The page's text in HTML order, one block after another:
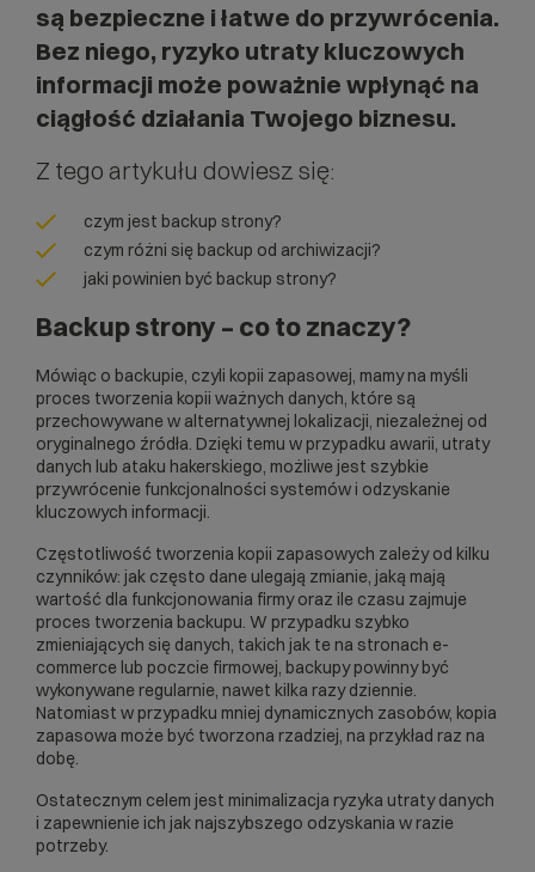
są bezpieczne i łatwe do przywrócenia.
Bez niego, ryzyko utraty kluczowych
informacji może poważnie wpłynąć na
ciągłość działania Twojego biznesu.
Z tego artykułu dowiesz się:
czym jest backup strony?
czym różni się backup od archiwizacji?
jaki powinien być backup strony?
Backup strony – co to znaczy?
Mówiąc o backupie, czyli kopii zapasowej, mamy na myśli
proces tworzenia kopii ważnych danych, które są
przechowywane w alternatywnej lokalizacji, niezależnej od
oryginalnego źródła. Dzięki temu w przypadku awarii, utraty
danych lub ataku hakerskiego, możliwe jest szybkie
przywrócenie funkcjonalności systemów i odzyskanie
kluczowych informacji.
Częstotliwość tworzenia kopii zapasowych zależy od kilku
czynników: jak często dane ulegają zmianie, jaką mają
wartość dla funkcjonowania firmy oraz ile czasu zajmuje
proces tworzenia backupu. W przypadku szybko
zmieniających się danych, takich jak te na stronach e-
commerce lub poczcie firmowej, backupy powinny być
wykonywane regularnie, nawet kilka razy dziennie.
Natomiast w przypadku mniej dynamicznych zasobów, kopia
zapasowa może być tworzona rzadziej, na przykład raz na
dobę.
Ostatecznym celem jest minimalizacja ryzyka utraty danych
i zapewnienie ich jak najszybszego odzyskania w razie
potrzeby.